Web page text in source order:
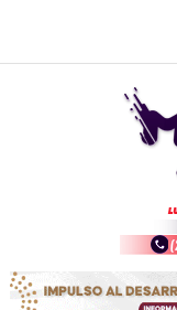
content